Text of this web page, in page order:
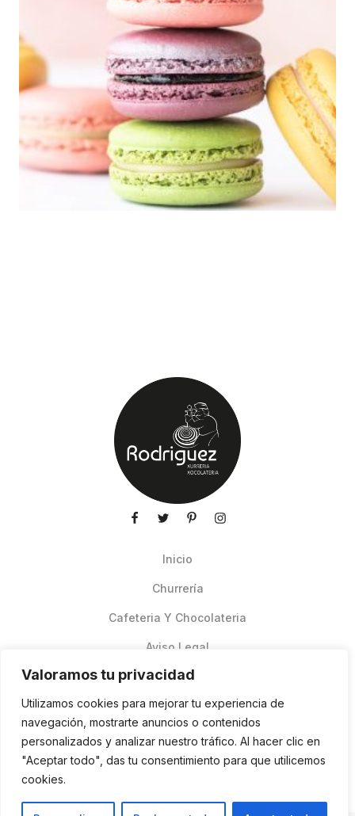
Valoramos tu privacidad
Utilizamos cookies para mejorar tu experiencia de
navegación, mostrarte anuncios o contenidos
personalizados y analizar nuestro tráfico. Al hacer clic en
"Aceptar todo", das tu consentimiento para que utilicemos
cookies.
Inicio
Churrería
Cafeteria Y Chocolateria
Aviso Legal
Pedidos Online Glovo
Contacto